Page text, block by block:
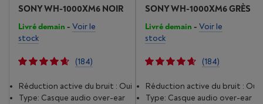
SONY WH-1000XM6 NOIR
Livré demain - Voir le
stock
(184)
Réduction active du bruit : Oui
Type: Casque audio over-ear
SONY WH-1000XM6 GRÈS
Livré demain - Voir le
stock
(184)
Réduction active du bruit : Oui
Type: Casque audio over-ear